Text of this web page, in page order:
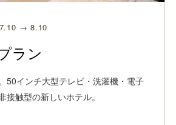
→ 8.10
ラン
50インチ大型テレビ・洗濯機・電子
接触型の新しいホテル。